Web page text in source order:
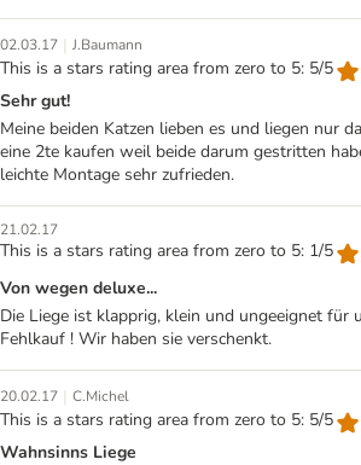
02.03.17 | J.Baumann
This is a stars rating area from zero to 5: 5/5
Sehr gut!
Meine beiden Katzen lieben es und liegen nur
eine 2te kaufen weil beide darum gestritten
leichte Montage sehr zufrieden.
21.02.17
This is a stars rating area from zero to 5: 1/5
Von wegen deluxe...
Die Liege ist klapprig, klein und ungeeignet für
Fehlkauf ! Wir haben sie verschenkt.
20.02.17 | C.Michel
This is a stars rating area from zero to 5: 5/5
Wahnsinns Liege